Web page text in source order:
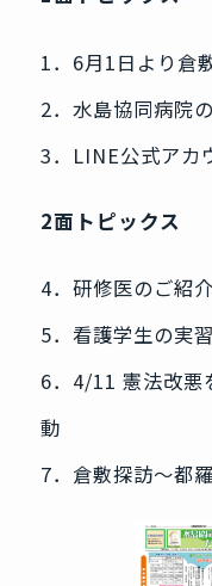
1．6月1日より倉
2．水島協同病院
3．LINE公式アカ
2面トピックス
4．研修医のご紹介
5．看護学生の実
6．4/11 憲法改悪
動
7．倉敷探訪～都